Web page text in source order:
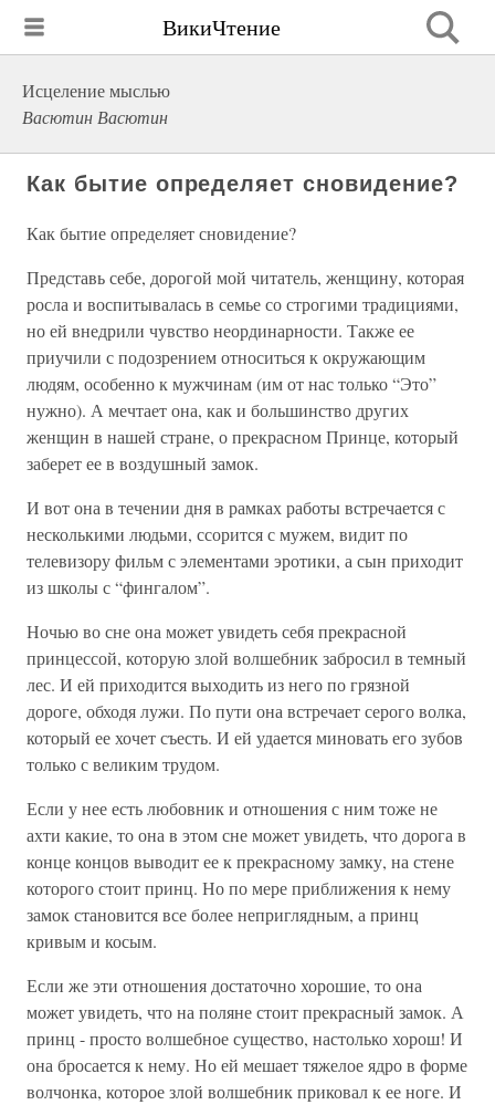
ВикиЧтение
Исцеление мыслью
Васютин Васютин
Как бытие определяет сновидение?
Как бытие определяет сновидение?
Представь себе, дорогой мой читатель, женщину, которая
росла и воспитывалась в семье со строгими традициями,
но ей внедрили чувство неординарности. Также ее
приучили с подозрением относиться к окружающим
людям, особенно к мужчинам (им от нас только “Это”
нужно). А мечтает она, как и большинство других
женщин в нашей стране, о прекрасном Принце, который
заберет ее в воздушный замок.
И вот она в течении дня в рамках работы встречается с
несколькими людьми, ссорится с мужем, видит по
телевизору фильм с элементами эротики, а сын приходит
из школы с “фингалом”.
Ночью во сне она может увидеть себя прекрасной
принцессой, которую злой волшебник забросил в темный
лес. И ей приходится выходить из него по грязной
дороге, обходя лужи. По пути она встречает серого волка,
который ее хочет съесть. И ей удается миновать его зубов
только с великим трудом.
Если у нее есть любовник и отношения с ним тоже не
ахти какие, то она в этом сне может увидеть, что дорога в
конце концов выводит ее к прекрасному замку, на стене
которого стоит принц. Но по мере приближения к нему
замок становится все более неприглядным, а принц
кривым и косым.
Если же эти отношения достаточно хорошие, то она
может увидеть, что на поляне стоит прекрасный замок. А
принц - просто волшебное существо, настолько хорош! И
она бросается к нему. Но ей мешает тяжелое ядро в форме
волчонка, которое злой волшебник приковал к ее ноге. И